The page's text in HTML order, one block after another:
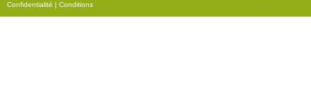
r
Confidentialité | Conditions